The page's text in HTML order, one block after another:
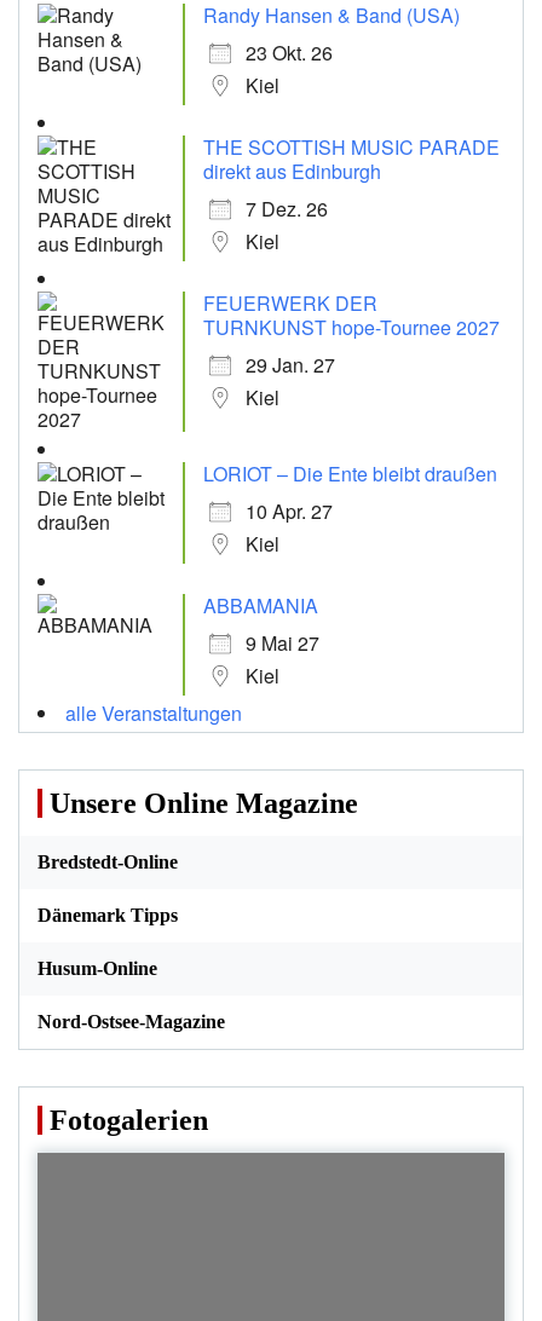
Randy Hansen & Band (USA)
23 Okt. 26
Kiel
THE SCOTTISH MUSIC PARADE
direkt aus Edinburgh
7 Dez. 26
Kiel
FEUERWERK DER
TURNKUNST hope-Tournee 2027
29 Jan. 27
Kiel
LORIOT – Die Ente bleibt draußen
10 Apr. 27
Kiel
ABBAMANIA
9 Mai 27
Kiel
alle Veranstaltungen
Unsere Online Magazine
Bredstedt-Online
Dänemark Tipps
Husum-Online
Nord-Ostsee-Magazine
Fotogalerien